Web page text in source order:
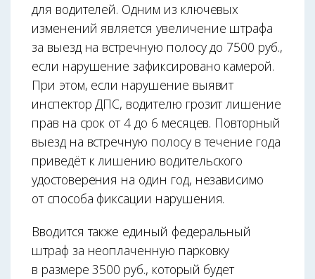
для водителей. Одним из ключевых
изменений является увеличение штрафа
за выезд на встречную полосу до 7500 руб.,
если нарушение зафиксировано камерой.
При этом, если нарушение выявит
инспектор ДПС, водителю грозит лишение
прав на срок от 4 до 6 месяцев. Повторный
выезд на встречную полосу в течение года
приведёт к лишению водительского
удостоверения на один год, независимо
от способа фиксации нарушения.
Вводится также единый федеральный
штраф за неоплаченную парковку
в размере 3500 руб., который будет